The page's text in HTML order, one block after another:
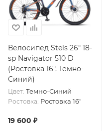
Велосипед Stels 26" 18-
sp Navigator 510 D
(Ростовка 16", Темно-
Синий)
Цвет: Темно-Синий
Ростовка: Ростовка 16"
19 600 ₽